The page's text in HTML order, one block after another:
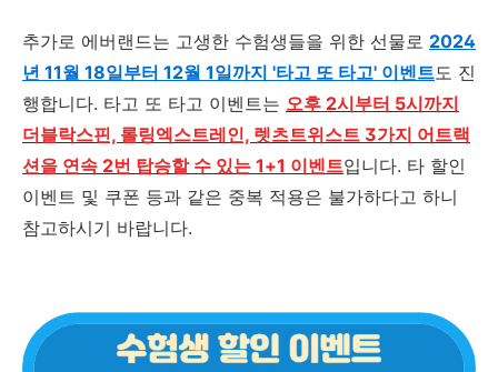
추가로 에버랜드는 고생한 수험생들을 위한 선물로 2024
년 11월 18일부터 12월 1일까지 '타고 또 타고' 이벤트도 진
행합니다. 타고 또 타고 이벤트는 오후 2시부터 5시까지
더블락스핀, 롤링엑스트레인, 렛츠트위스트 3가지 어트랙
션을 연속 2번 탑승할 수 있는 1+1 이벤트입니다. 타 할인
이벤트 및 쿠폰 등과 같은 중복 적용은 불가하다고 하니
참고하시기 바랍니다.